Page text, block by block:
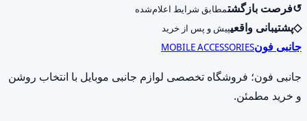
انتخاب
شوند
مختلفی
می
باشد.
گزینه
↺فرصت بازگشتمطابق شرایط اعلام‌شده
◇پشتیبانی واقعیپیش و پس از خرید
جانبی فونMOBILE ACCESSORIES
جانبی فون؛ فروشگاه تخصصی لوازم جانبی موبایل با انتخاب روشن
و خرید مطمئن.